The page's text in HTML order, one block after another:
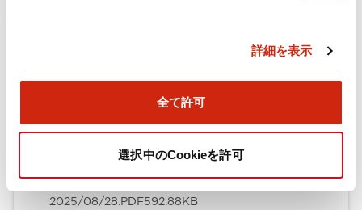
詳細を表示
全て許可
選択中のCookieを許可
ARN形モノレバースイッチ／CSシリーズカムスイッチ
2025/08/28.PDF1.20MB
2025/08/28.PDF592.88KB